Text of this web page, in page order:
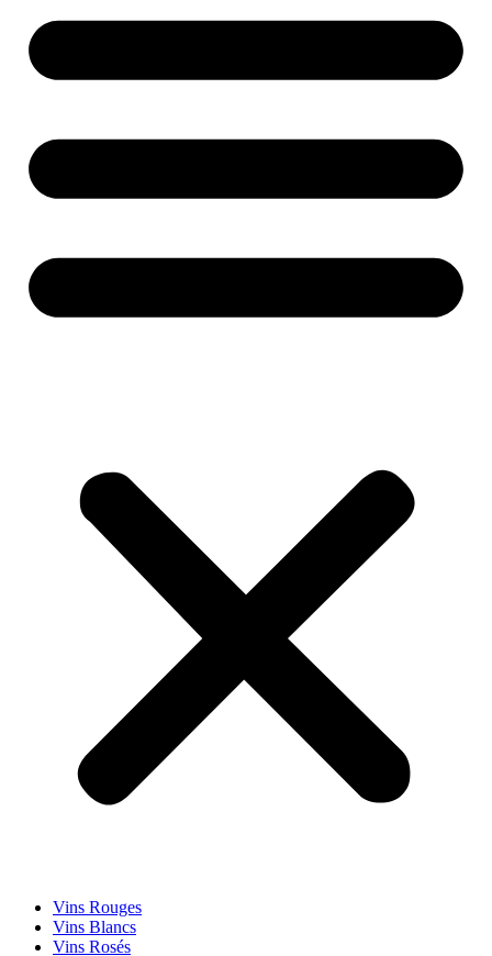
Vins Rouges
Vins Blancs
Vins Rosés